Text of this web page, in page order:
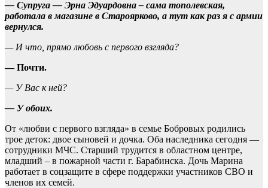
— Супруга — Эрна Эдуардовна – сама тополевская,
работала в магазине в Староярково, а тут как раз я с армии
вернулся.
— И что, прямо любовь с первого взгляда?
— Почти.
— У Вас к ней?
— У обоих.
От «любви с первого взгляда» в семье Бобровых родились
трое деток: двое сыновей и дочка. Оба наследника сегодня —
сотрудники МЧС. Старший трудится в областном центре,
младший – в пожарной части г. Барабинска. Дочь Марина
работает в соцзащите в сфере поддержки участников СВО и
членов их семей.